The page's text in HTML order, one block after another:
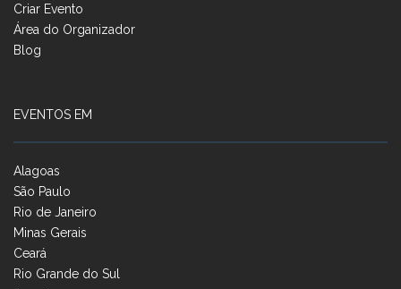
Criar Evento
Área do Organizador
Blog
EVENTOS EM
Alagoas
São Paulo
Rio de Janeiro
Minas Gerais
Ceará
Rio Grande do Sul